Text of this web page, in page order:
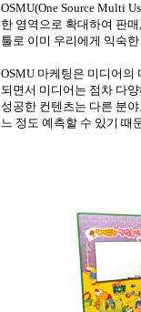
OSMU(One Source Multi
한 영역으로 확대하여 판매
툴로 이미 우리에게 익숙
OSMU 마케팅은 미디어의
되면서 미디어는 점차 다
성공한 컨텐츠는 다른 분
느 정도 예측할 수 있기 때